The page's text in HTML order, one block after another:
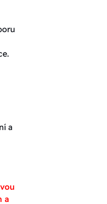
a
a